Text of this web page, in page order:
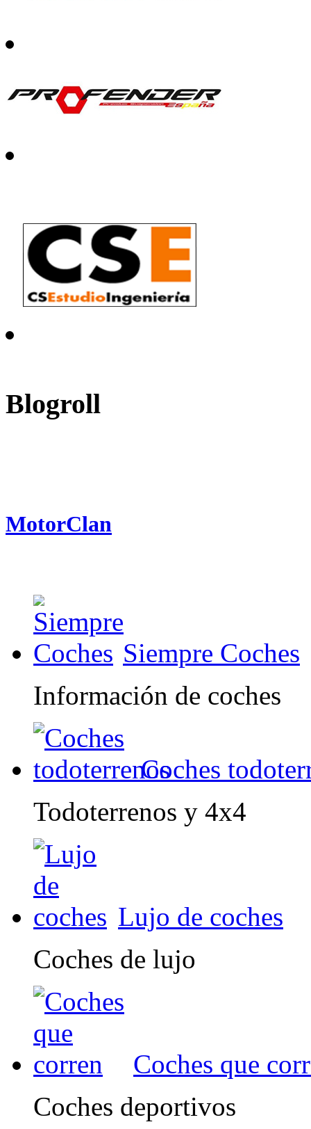
Blogroll
MotorClan
Siempre Coches
Información de coches
Coches
Todoterrenos y 4x4
Lujo de coches
Coches de lujo
Coches que
Coches deportivos